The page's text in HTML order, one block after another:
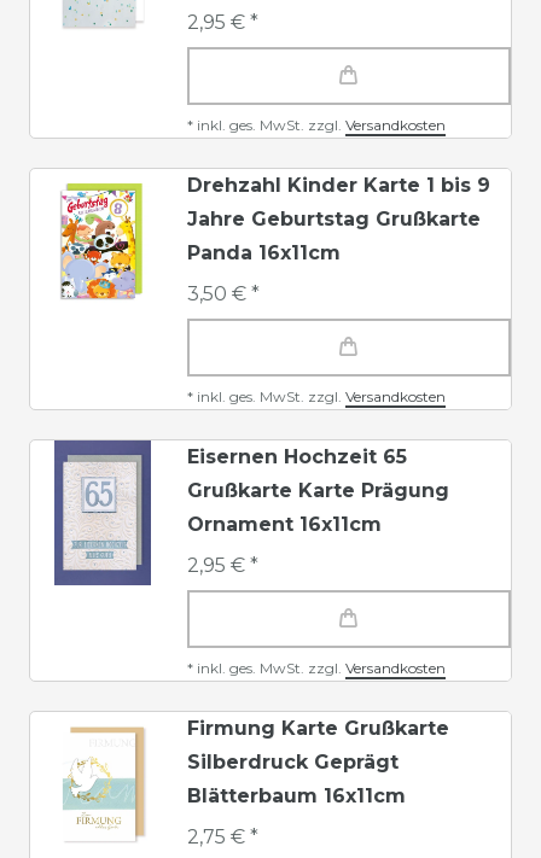
2,95 € *
* inkl. ges. MwSt. zzgl. Versandkosten
Drehzahl Kinder Karte 1 bis 9
Jahre Geburtstag Grußkarte
Panda 16x11cm
3,50 € *
* inkl. ges. MwSt. zzgl. Versandkosten
Eisernen Hochzeit 65
Grußkarte Karte Prägung
Ornament 16x11cm
2,95 € *
* inkl. ges. MwSt. zzgl. Versandkosten
Firmung Karte Grußkarte
Silberdruck Geprägt
Blätterbaum 16x11cm
2,75 € *